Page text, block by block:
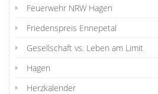
Feuerwehr NRW Hagen
Friedenspreis Ennepetal
Gesellschaft vs. Leben am Limit
Hagen
Herzkalender